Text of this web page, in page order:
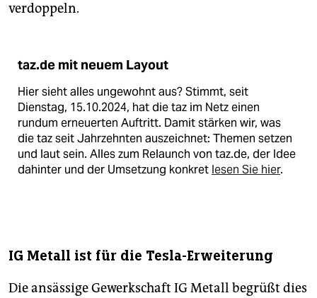
verdoppeln.
taz.de mit neuem Layout
Hier sieht alles ungewohnt aus? Stimmt, seit
Dienstag, 15.10.2024, hat die taz im Netz einen
rundum erneuerten Auftritt. Damit stärken wir, was
die taz seit Jahrzehnten auszeichnet: Themen setzen
und laut sein. Alles zum Relaunch von taz.de, der Idee
dahinter und der Umsetzung konkret lesen Sie hier.
IG Metall ist für die Tesla-Erweiterung
Die ansässige Gewerkschaft IG Metall begrüßt dies